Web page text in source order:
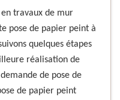
en travaux de mur
pose de papier peint à
quelques étapes
réalisation de
de pose de
de papier peint